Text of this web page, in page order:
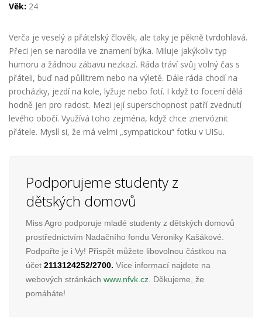
Věk: 24
Verča je veselý a přátelský člověk, ale taky je pěkně tvrdohlavá.
Přeci jen se narodila ve znamení býka. Miluje jakýkoliv typ
humoru a žádnou zábavu nezkazí. Ráda tráví svůj volný čas s
přáteli, buď nad půllitrem nebo na výletě. Dále ráda chodí na
procházky, jezdí na kole, lyžuje nebo fotí. I když to focení dělá
hodně jen pro radost. Mezi její superschopnost patří zvednutí
levého obočí. Využívá toho zejména, když chce znervóznit
přátele. Myslí si, že má velmi „sympatickou“ fotku v UISu.
Podporujeme studenty z
dětských domovů
Miss Agro podporuje mladé studenty z dětských domovů
prostřednictvím Nadačního fondu Veroniky Kašákové.
Podpořte je i Vy! Přispět můžete libovolnou částkou na
účet 2113124252/2700. Více informací najdete na
webových stránkách www.nfvk.cz . Děkujeme, že
pomáháte!